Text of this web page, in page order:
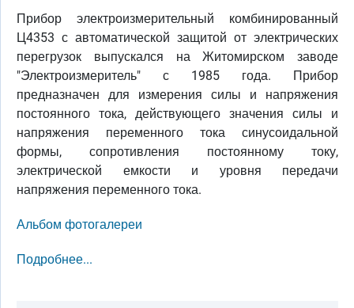
Прибор электроизмерительный комбинированный
Ц4353 с автоматической защитой от электрических
перегрузок выпускался на Житомирском заводе
"Электроизмеритель" с 1985 года. Прибор
предназначен для измерения силы и напряжения
постоянного тока, действующего значения силы и
напряжения переменного тока синусоидальной
формы, сопротивления постоянному току,
электрической емкости и уровня передачи
напряжения переменного тока.
Альбом фотогалереи
Подробнее...